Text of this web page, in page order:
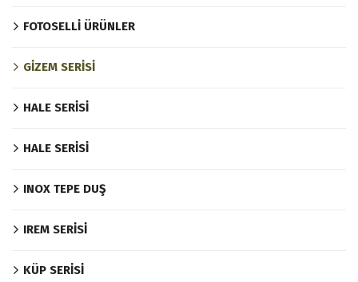
FOTOSELLİ ÜRÜNLER
GİZEM SERİSİ
HALE SERİSİ
HALE SERİSİ
INOX TEPE DUŞ
IREM SERİSİ
KÜP SERİSİ